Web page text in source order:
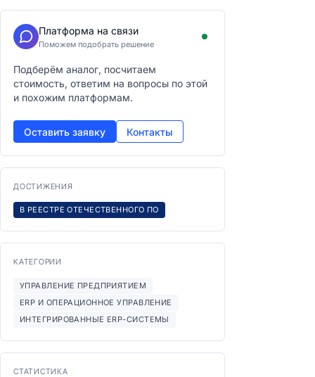
Платформа на связи
Поможем подобрать решение
Подберём аналог, посчитаем
стоимость, ответим на вопросы по этой
и похожим платформам.
Оставить заявку Контакты
ДОСТИЖЕНИЯ
В РЕЕСТРЕ ОТЕЧЕСТВЕННОГО ПО
КАТЕГОРИИ
УПРАВЛЕНИЕ ПРЕДПРИЯТИЕМ
ERP И ОПЕРАЦИОННОЕ УПРАВЛЕНИЕ
ИНТЕГРИРОВАННЫЕ ERP-СИСТЕМЫ
СТАТИСТИКА